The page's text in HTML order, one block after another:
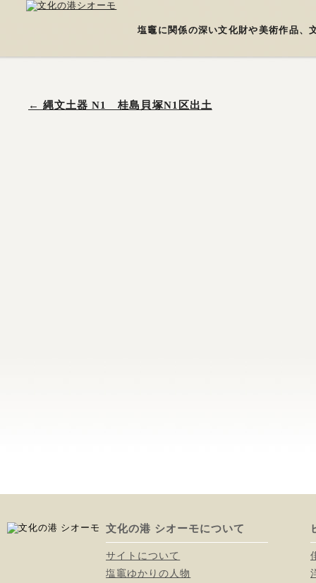
塩竈に関係の深い文化財や美術作品、
← 縄文土器 N1 桂島貝塚N1区出土
文化の港 シオーモについて
サイトについて
塩竈ゆかりの人物